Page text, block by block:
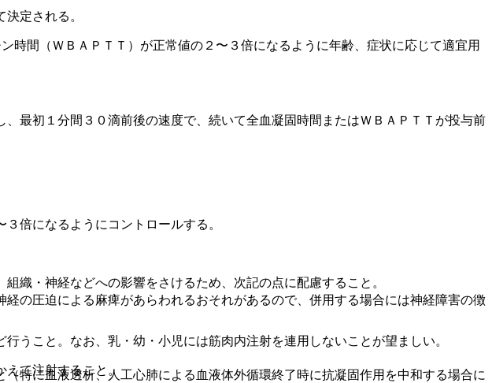
の圧迫による麻痺があらわれるおそれがあるので、併用する場合には神経障害の徴
特に血液透析、人工心肺による血液体外循環終了時に抗凝固作用を中和する場合に
定される。
間（ＷＢＡＰＴＴ）が正常値の２〜３倍になるように年齢、症状に応じて適宜用
最初１分間３０滴前後の速度で、続いて全血凝固時間またはＷＢＡＰＴＴが投与前
倍になるようにコントロールする。
織・神経などへの影響をさけるため、次記の点に配慮すること。
うこと。なお、乳・幼・小児には筋肉内注射を連用しないことが望ましい。
て注射すること。